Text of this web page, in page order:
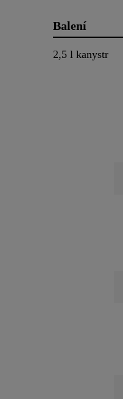
Balení
2,5 l kanystr